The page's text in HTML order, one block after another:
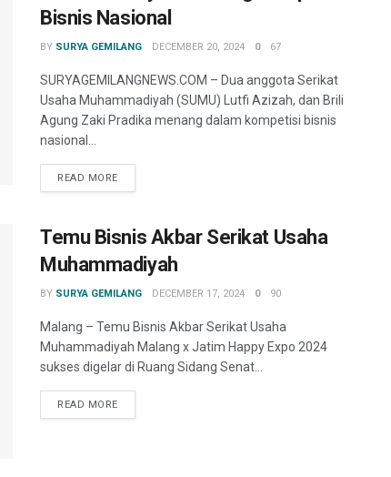
Bisnis Nasional
BY SURYA GEMILANG DECEMBER 20, 2024 0 67
SURYAGEMILANGNEWS.COM – Dua anggota Serikat
Usaha Muhammadiyah (SUMU) Lutfi Azizah, dan Brili
Agung Zaki Pradika menang dalam kompetisi bisnis
nasional...
READ MORE
Temu Bisnis Akbar Serikat Usaha
Muhammadiyah
BY SURYA GEMILANG DECEMBER 17, 2024 0 90
Malang – Temu Bisnis Akbar Serikat Usaha
Muhammadiyah Malang x Jatim Happy Expo 2024
sukses digelar di Ruang Sidang Senat...
READ MORE